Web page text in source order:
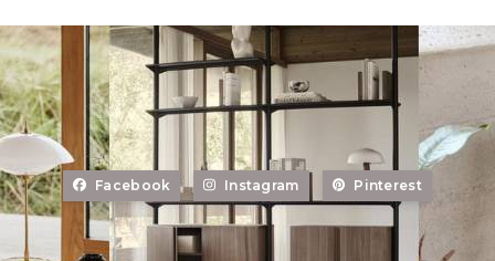
Facebook Instagram Pinterest